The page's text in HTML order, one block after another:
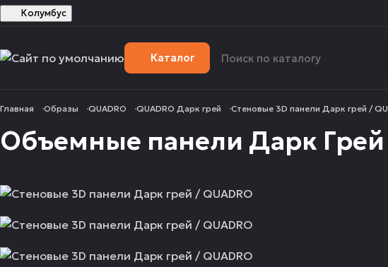
Колумбус
Каталог
Главная Образы QUADRO QUADRO Дарк грей Стеновые 3D панели Дарк грей /
Объемные панели Дарк Грей